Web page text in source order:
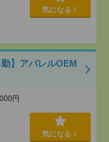
気になる！
】アパレルOEM
円
気になる！